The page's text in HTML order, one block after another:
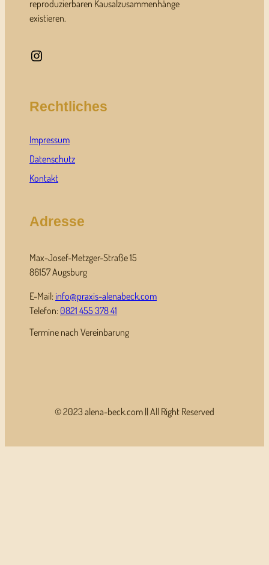
reproduzierbaren Kausalzusammenhänge
existieren.
Instagram
Rechtliches
Impressum
Datenschutz
Kontakt
Adresse
Max-Josef-Metzger-Straße 15
86157 Augsburg
E-Mail: info@praxis-alenabeck.com
Telefon: 0821 455 378 41
Termine nach Vereinbarung
© 2023 alena-beck.com || All Right Reserved